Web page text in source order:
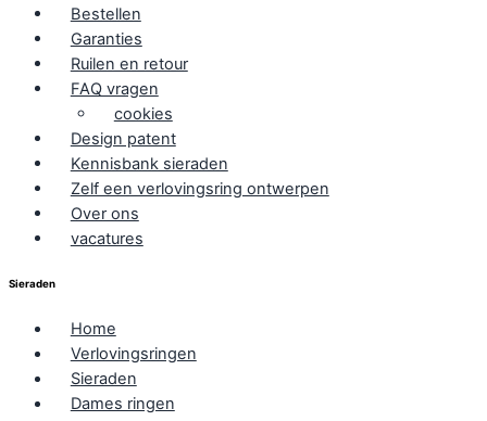
Bestellen
Garanties
Ruilen en retour
FAQ vragen
cookies
Design patent
Kennisbank sieraden
Zelf een verlovingsring ontwerpen
Over ons
vacatures
Sieraden
Home
Verlovingsringen
Sieraden
Dames ringen